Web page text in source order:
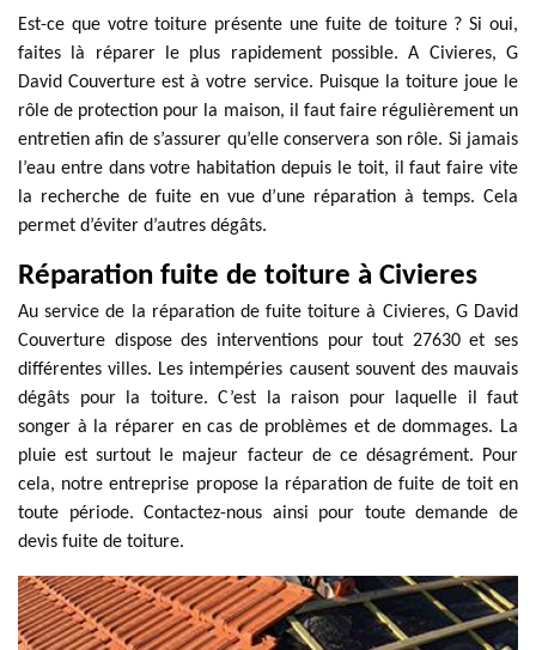
Est-ce que votre toiture présente une fuite de toiture ? Si oui,
faites là réparer le plus rapidement possible. A Civieres, G
David Couverture est à votre service. Puisque la toiture joue le
rôle de protection pour la maison, il faut faire régulièrement un
entretien afin de s’assurer qu’elle conservera son rôle. Si jamais
l’eau entre dans votre habitation depuis le toit, il faut faire vite
la recherche de fuite en vue d’une réparation à temps. Cela
permet d’éviter d’autres dégâts.
Réparation fuite de toiture à Civieres
Au service de la réparation de fuite toiture à Civieres, G David
Couverture dispose des interventions pour tout 27630 et ses
différentes villes. Les intempéries causent souvent des mauvais
dégâts pour la toiture. C’est la raison pour laquelle il faut
songer à la réparer en cas de problèmes et de dommages. La
pluie est surtout le majeur facteur de ce désagrément. Pour
cela, notre entreprise propose la réparation de fuite de toit en
toute période. Contactez-nous ainsi pour toute demande de
devis fuite de toiture.